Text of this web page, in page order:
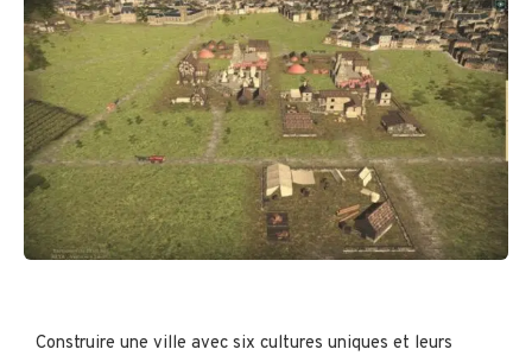
Construire une ville avec six cultures uniques et leurs